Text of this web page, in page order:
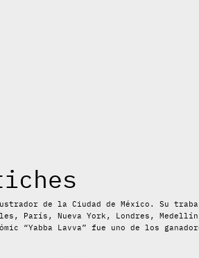
de la Ciudad de México. Su
París, Nueva York, Londres,
“Yabba Lavva” fue uno de los